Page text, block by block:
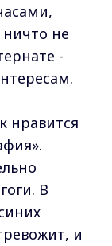
ничто не
-
нравится
В
и